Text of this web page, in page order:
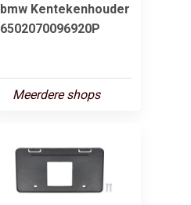
bmw Kentekenhouder
6502070096920P
Meerdere shops